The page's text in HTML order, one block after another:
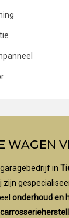
WAGEN
in
zijn
onderhoud en